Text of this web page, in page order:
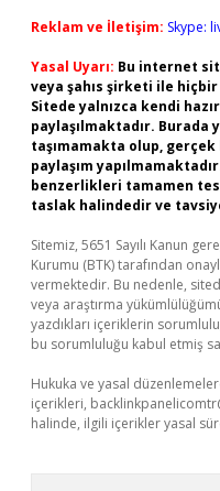
Reklam ve İletişim: Skype:
Yasal Uyarı: Bu internet
veya şahıs şirketi ile
Sitede yalnızca kendi
paylaşılmaktadır.
taşımamakta olup,
paylaşım
benzerlikleri tamamen
taslak halindedir ve
Sitemiz, 5651 Sayılı Kanun
Kurumu (BTK) tarafından
vermektedir. Bu nedenle,
veya araştırma
yazdıkları içeriklerin
bu sorumluluğu kabul etmiş
Hukuka ve yasal
içerikleri,
halinde, ilgili içerikler yasal